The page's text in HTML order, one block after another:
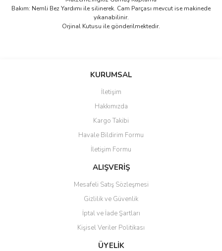
Bakım: Nemli Bez Yardımı ile silinerek. Cam Parçası mevcut ise makinede
yıkanabilinir.
Orjinal Kutusu ile gönderilmektedir.
Bu ürüne ilk yorumu siz yapın!
Ürün resmi kalitesiz, bozuk veya görüntülenemiyor.
Ürün açıklamasında eksik bilgiler bulunuyor.
Ürün bilgilerinde hatalar bulunuyor.
Ürün fiyatı diğer sitelerden daha pahalı.
Bu ürüne benzer farklı alternatifler olmalı.
Gönder
KURUMSAL
İletişim
Hakkımızda
Kargo Takibi
Havale Bildirim Formu
İletişim Formu
ALIŞVERİŞ
Mesafeli Satış Sözleşmesi
Gizlilik ve Güvenlik
İptal ve İade Şartları
Kişisel Veriler Politikası
ÜYELİK